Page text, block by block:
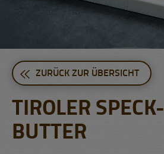
ZURÜCK ZUR ÜBERSICHT
TIROLER SPECK-
BUTTER